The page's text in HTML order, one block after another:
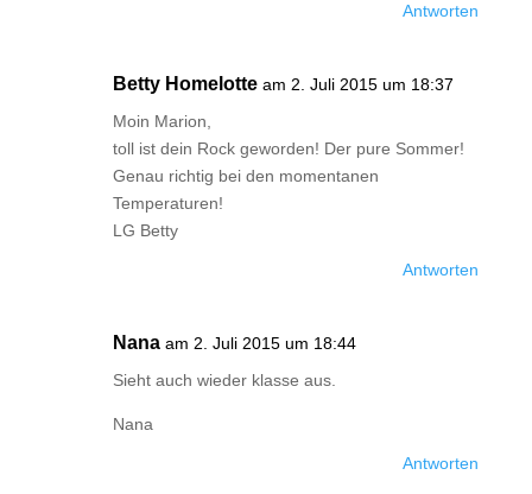
Antworten
Betty Homelotte am 2. Juli 2015 um 18:37
Moin Marion,
toll ist dein Rock geworden! Der pure Sommer!
Genau richtig bei den momentanen
Temperaturen!
LG Betty
Antworten
Nana am 2. Juli 2015 um 18:44
Sieht auch wieder klasse aus.
Nana
Antworten